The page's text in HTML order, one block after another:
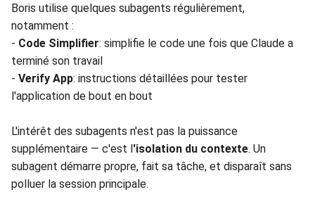
Boris utilise quelques subagents régulièrement,
notamment :
- Code Simplifier: simplifie le code une fois que Claude a
terminé son travail
- Verify App: instructions détaillées pour tester
l'application de bout en bout
L'intérêt des subagents n'est pas la puissance
supplémentaire — c'est l'isolation du contexte. Un
subagent démarre propre, fait sa tâche, et disparaît sans
polluer la session principale.